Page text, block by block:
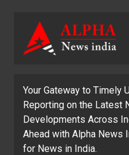
Your Gateway to Timely
Reporting on the Latest
Developments Across
Ahead with Alpha News
for News in India.